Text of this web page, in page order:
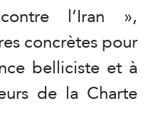
l’Iran »,
concrètes pour
belliciste et à
de la Charte